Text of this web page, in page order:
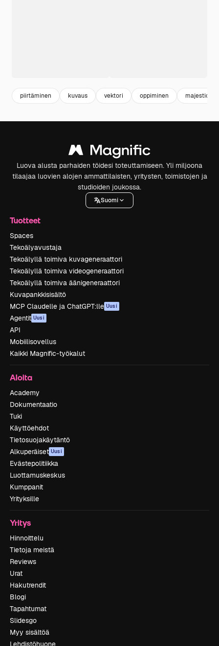
piirtäminen kuvaus vektori oppiminen majestic
Luova alusta parhaiden töidesi toteuttamiseen. Yli miljoona
tilaajaa luovien alojen ammattilaisten, yritysten, toimistojen ja
studioiden joukossa.
Suomi
Tuotteet
Spaces
Tekoälyavustaja
Tekoälyllä toimiva kuvageneraattori
Tekoälyllä toimiva videogeneraattori
Tekoälyllä toimiva äänigeneraattori
Kuvapankkisisältö
MCP Claudelle ja ChatGPT:lle Uusi
Agentit Uusi
API
Mobiilisovellus
Kaikki Magnific-työkalut
Aloita
Academy
Dokumentaatio
Tuki
Käyttöehdot
Tietosuojakäytäntö
Alkuperäiset Uusi
Evästepolitiikka
Luottamuskeskus
Kumppanit
Yrityksille
Yritys
Hinnoittelu
Tietoja meistä
Reviews
Urat
Hakutrendit
Blogi
Tapahtumat
Slidesgo
Myy sisältöä
Lehdistöhuone